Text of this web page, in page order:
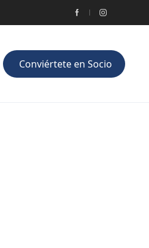
Conviértete en Socio